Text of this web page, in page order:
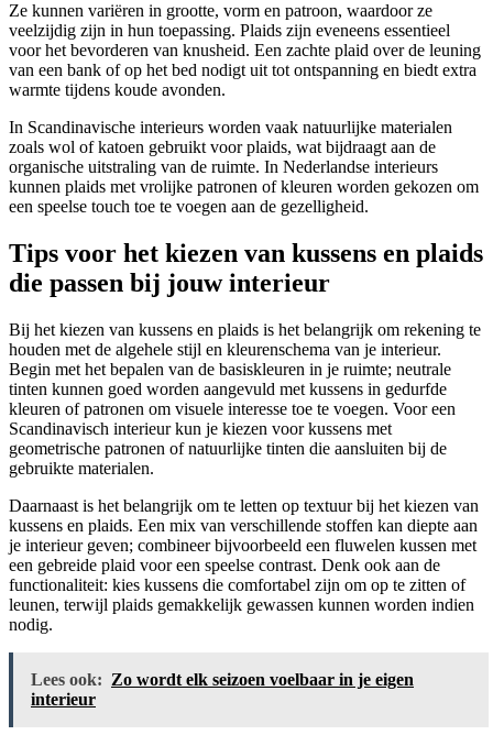
Ze kunnen variëren in grootte, vorm en patroon, waardoor ze
veelzijdig zijn in hun toepassing. Plaids zijn eveneens essentieel
voor het bevorderen van knusheid. Een zachte plaid over de leuning
van een bank of op het bed nodigt uit tot ontspanning en biedt extra
warmte tijdens koude avonden.
In Scandinavische interieurs worden vaak natuurlijke materialen
zoals wol of katoen gebruikt voor plaids, wat bijdraagt aan de
organische uitstraling van de ruimte. In Nederlandse interieurs
kunnen plaids met vrolijke patronen of kleuren worden gekozen om
een speelse touch toe te voegen aan de gezelligheid.
Tips voor het kiezen van kussens en plaids
die passen bij jouw interieur
Bij het kiezen van kussens en plaids is het belangrijk om rekening te
houden met de algehele stijl en kleurenschema van je interieur.
Begin met het bepalen van de basiskleuren in je ruimte; neutrale
tinten kunnen goed worden aangevuld met kussens in gedurfde
kleuren of patronen om visuele interesse toe te voegen. Voor een
Scandinavisch interieur kun je kiezen voor kussens met
geometrische patronen of natuurlijke tinten die aansluiten bij de
gebruikte materialen.
Daarnaast is het belangrijk om te letten op textuur bij het kiezen van
kussens en plaids. Een mix van verschillende stoffen kan diepte aan
je interieur geven; combineer bijvoorbeeld een fluwelen kussen met
een gebreide plaid voor een speelse contrast. Denk ook aan de
functionaliteit: kies kussens die comfortabel zijn om op te zitten of
leunen, terwijl plaids gemakkelijk gewassen kunnen worden indien
nodig.
Lees ook: Zo wordt elk seizoen voelbaar in je eigen
interieur